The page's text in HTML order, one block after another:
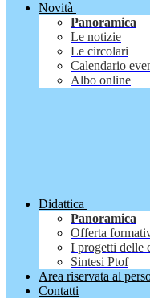
Novità
Panoramica
Le notizie
Le circolari
Calendario
Albo online
Didattica
Panoramica
Offerta
I progetti delle
Sintesi Ptof
Area riservata al
Contatti